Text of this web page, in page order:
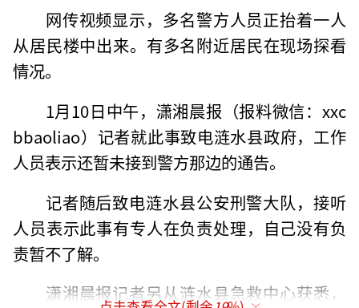
网传视频显示，多名警方人员正抬着一人
从居民楼中出来。有多名附近居民在现场探看
情况。
1月10日中午，潇湘晨报（报料微信：xxc
bbaoliao）记者就此事致电涟水县政府，工作
人员表示还暂未接到警方那边的通告。
记者随后致电涟水县公安刑警大队，接听
人员表示此事有专人在负责处理，自己没有负
责暂不了解。
潇湘晨报记者另从涟水县急救中心获悉，